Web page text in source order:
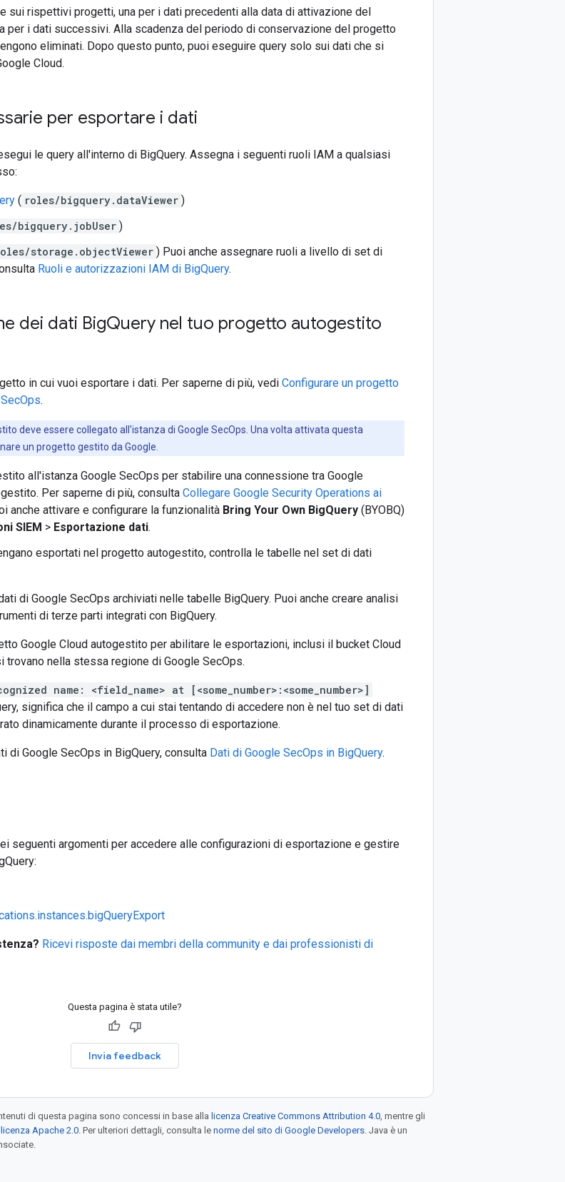
sui rispettivi progetti, una per i dati precedenti alla data di attivazione del
per i dati successivi. Alla scadenza del periodo di conservazione del progetto
eliminati. Dopo questo punto, puoi eseguire query solo sui dati che si
Cloud.
per esportare i dati
le query all'interno di BigQuery. Assegna i seguenti ruoli IAM a qualsiasi
( roles/bigquery.dataViewer )
bigquery.jobUser )
storage.objectViewer ) Puoi anche assegnare ruoli a livello di set di
Ruoli e autorizzazioni IAM di BigQuery.
dei dati BigQuery nel tuo progetto autogestito
in cui vuoi esportare i dati. Per saperne di più, vedi Configurare un progetto
.
deve essere collegato all'istanza di Google SecOps. Una volta attivata questa
un progetto gestito da Google.
all'istanza Google SecOps per stabilire una connessione tra Google
Per saperne di più, consulta Collegare Google Security Operations ai
anche attivare e configurare la funzionalità Bring Your Own BigQuery (BYOBQ)
SIEM > Esportazione dati.
esportati nel progetto autogestito, controlla le tabelle nel set di dati
di Google SecOps archiviati nelle tabelle BigQuery. Puoi anche creare analisi
di terze parti integrati con BigQuery.
Google Cloud autogestito per abilitare le esportazioni, inclusi il bucket Cloud
trovano nella stessa regione di Google SecOps.
name: <field_name> at [<some_number>:<some_number>]
significa che il campo a cui stai tentando di accedere non è nel tuo set di dati
dinamicamente durante il processo di esportazione.
di Google SecOps in BigQuery, consulta Dati di Google SecOps in BigQuery.
seguenti argomenti per accedere alle configurazioni di esportazione e gestire
Ricevi risposte dai membri della community e dai professionisti di
Questa pagina è stata utile?
Invia feedback
di questa pagina sono concessi in base alla licenza Creative Commons Attribution 4.0, mentre gli
licenza Apache 2.0. Per ulteriori dettagli, consulta le norme del sito di Google Developers. Java è un